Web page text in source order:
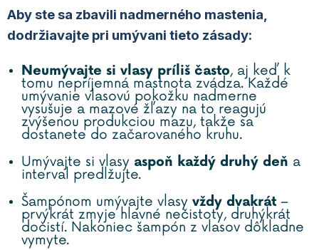
Aby ste sa zbavili nadmerného mastenia,
dodržiavajte pri umývani tieto zásady:
Neumývajte si vlasy príliš často, aj keď k
tomu nepríjemná mastnota zvádza. Každé
umývanie vlasovú pokožku nadmerne
vysušuje a mazové žľazy na to reagujú
zvýšenou produkciou mazu, takže sa
dostanete do začarovaného kruhu.
Umývajte si vlasy aspoň každý druhý deň a
interval predlžujte.
Šampónom umývajte vlasy vždy dvakrát –
prvýkrát zmyje hlavné nečistoty, druhýkrát
dočistí. Nakoniec šampón z vlasov dôkladne
vymyte.